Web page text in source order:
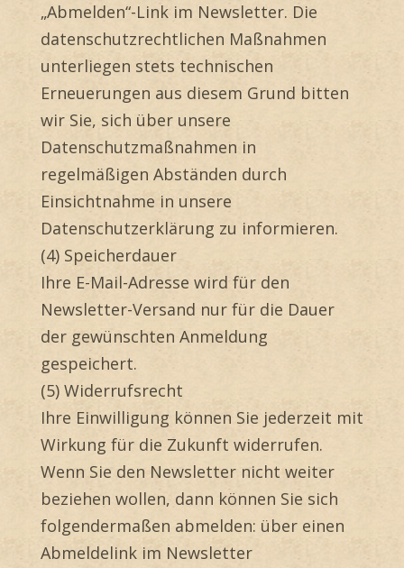
„Abmelden“-Link im Newsletter. Die
datenschutzrechtlichen Maßnahmen
unterliegen stets technischen
Erneuerungen aus diesem Grund bitten
wir Sie, sich über unsere
Datenschutzmaßnahmen in
regelmäßigen Abständen durch
Einsichtnahme in unsere
Datenschutzerklärung zu informieren.
(4) Speicherdauer
Ihre E-Mail-Adresse wird für den
Newsletter-Versand nur für die Dauer
der gewünschten Anmeldung
gespeichert.
(5) Widerrufsrecht
Ihre Einwilligung können Sie jederzeit mit
Wirkung für die Zukunft widerrufen.
Wenn Sie den Newsletter nicht weiter
beziehen wollen, dann können Sie sich
folgendermaßen abmelden: über einen
Abmeldelink im Newsletter